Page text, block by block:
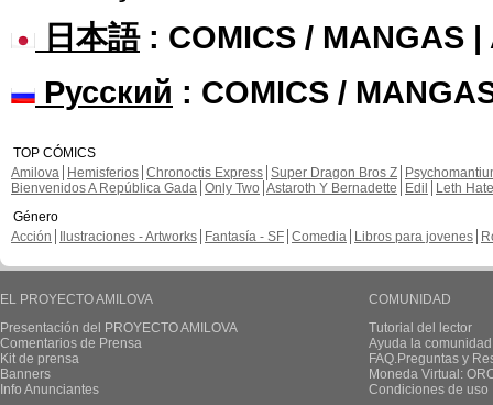
日本語: COMICS / MANGAS |
Русский : COMICS /
TOP CÓMICS
Amilova
Hemisferios Chronoctis Express Super Dragon Bros Z
Bienvenidos A República Gada Only Two Astaroth Y Bernadette Edil
Leth Hate
Género
Acción
Ilustraciones - Artworks Fantasía - SF Comedia Libros para jovenes
EL PROYECTO AMILOVA
Presentación del PROYECTO AMILOVA
Comentarios de Prensa
Kit de prensa
Banners
Info Anunciantes
COMUNIDAD
Tutorial del lector
Ayuda la
FAQ.Preguntas y
Moneda Virtual:
Condiciones de uso